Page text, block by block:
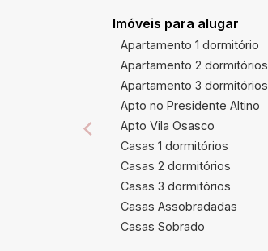
Imóveis para alugar
Apartamento 1 dormitório
Apartamento 2 dormitórios
Apartamento 3 dormitórios
Apto no Presidente Altino
Apto Vila Osasco
Casas 1 dormitórios
Casas 2 dormitórios
Casas 3 dormitórios
Casas Assobradadas
Casas Sobrado